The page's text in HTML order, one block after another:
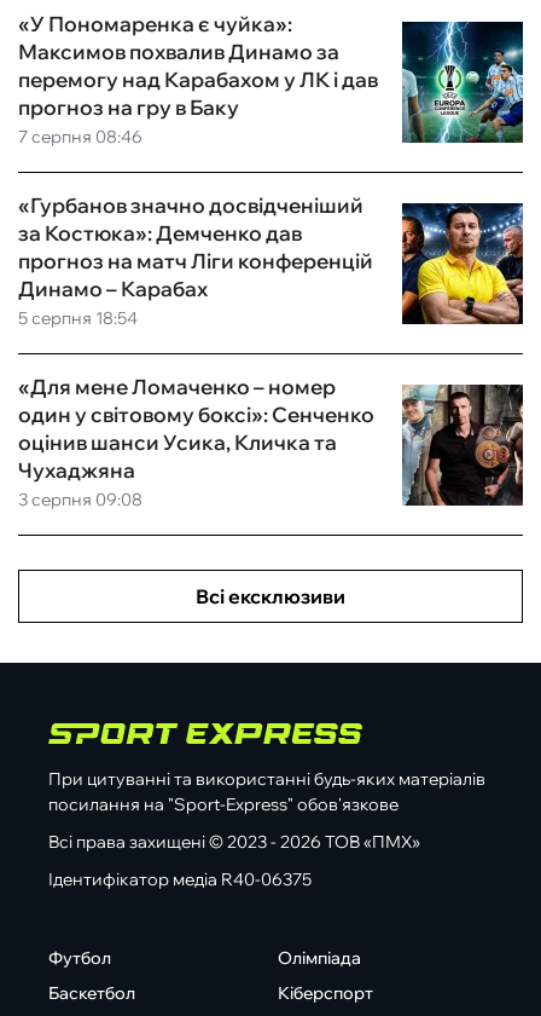
7 серпня 08:46
«У Пономаренка є чуйка»:
Максимов похвалив Динамо за
перемогу над Карабахом у ЛК і дав
прогноз на гру в Баку
5 серпня 18:54
«Гурбанов значно досвідченіший
за Костюка»: Демченко дав
прогноз на матч Ліги конференцій
Динамо – Карабах
3 серпня 09:08
«Для мене Ломаченко – номер
один у світовому боксі»: Сенченко
оцінив шанси Усика, Кличка та
Чухаджяна
Всі ексклюзиви
При цитуванні та використанні будь-яких матеріалів
посилання на "Sport-Express" обов'язкове
Всі права захищені © 2023 - 2026 ТОВ «ПМХ»
Ідентифікатор медіа R40-06375
Футбол
Баскетбол
Олімпіада
Кіберспорт